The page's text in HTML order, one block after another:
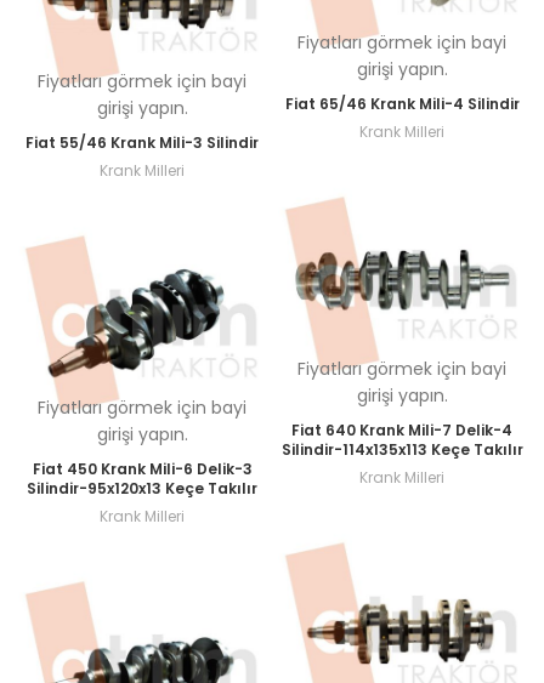
Fiyatları görmek için bayi
girişi yapın.
Fiat 65/46 Krank Mili-4 Silindir
Krank Milleri
Fiyatları görmek için bayi
girişi yapın.
Fiat 55/46 Krank Mili-3 Silindir
Krank Milleri
Fiyatları görmek için bayi
girişi yapın.
Fiat 640 Krank Mili-7 Delik-4
Silindir-114x135x113 Keçe Takılır
Krank Milleri
Fiyatları görmek için bayi
girişi yapın.
Fiat 450 Krank Mili-6 Delik-3
Silindir-95x120x13 Keçe Takılır
Krank Milleri